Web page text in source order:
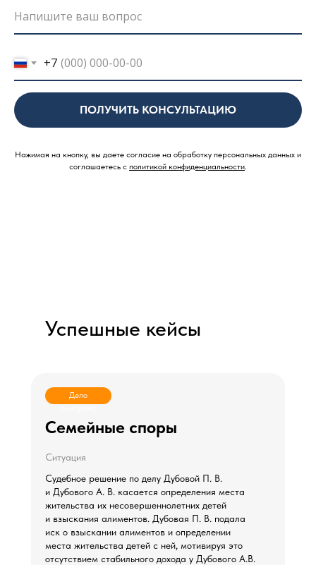
+7
ПОЛУЧИТЬ КОНСУЛЬТАЦИЮ
Нажимая на кнопку, вы даете согласие на обработку персональных данных и
соглашаетесь c политикой конфиденциальности
Успешные кейсы
Дело
выиграно
Семейные споры
Ситуация
Судебное решение по делу Дубовой П. В.
и Дубового А. В. касается определения места
жительства их несовершеннолетних детей
и взыскания алиментов. Дубовая П. В. подала
иск о взыскании алиментов и определении
места жительства детей с ней, мотивируя это
отсутствием стабильного дохода у Дубового А.В.